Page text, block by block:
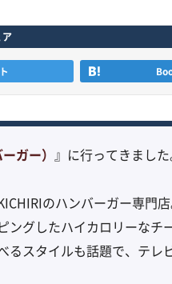
ガー） 』に行ってきました
のハンバーガー専門店
ングしたハイカロリーなチ
るスタイルも話題で、テレ